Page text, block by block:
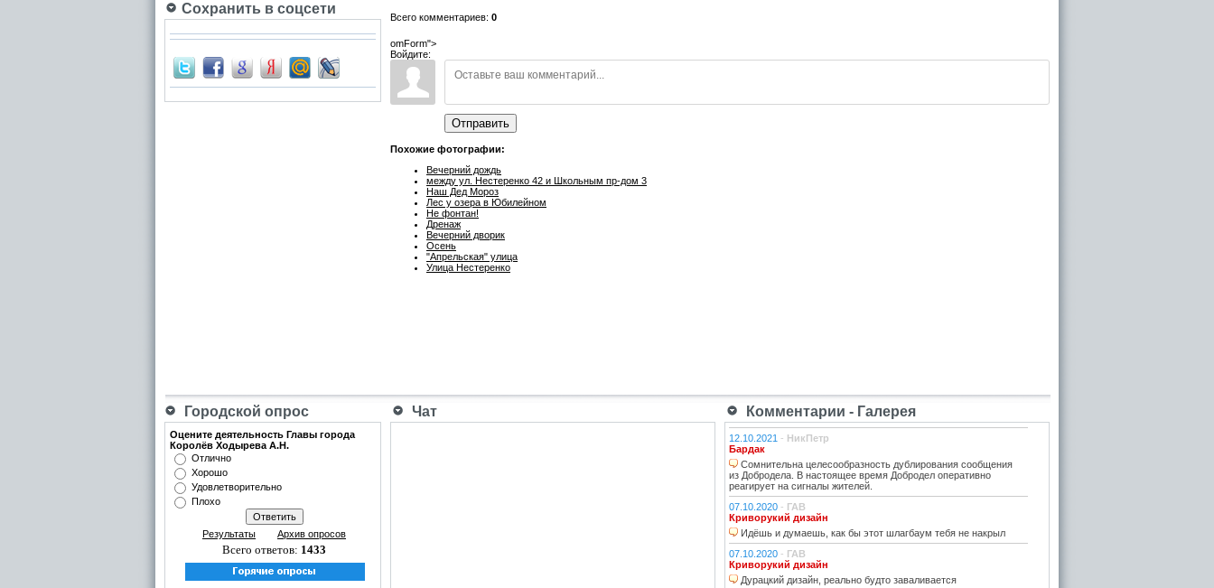
Сохранить в соцсети
Всего комментариев: 0
omForm">
Войдите:
Отправить
Похожие фотографии:
Вечерний дождь
между ул. Нестеренко 42 и Школьным пр-дом 3
Наш Дед Мороз
Лес у озера в Юбилейном
Не фонтан!
Дренаж
Вечерний дворик
Осень
"Апрельская" улица
Улица Нестеренко
Городской опрос Чат Комментарии - Галерея
Оцените деятельность Главы города
Королёв Ходырева А.Н.
Отлично
Хорошо
Удовлетворительно
Плохо
Результаты Архив опросов
Всего ответов: 1433
12.10.2021 - НикПетр
Бардак
Сомнительна целесообразность дублирования сообщения
из Добродела. В настоящее время Добродел оперативно
реагирует на сигналы жителей.
07.10.2020 - ГАВ
Криворукий дизайн
Идёшь и думаешь, как бы этот шлагбаум тебя не накрыл
07.10.2020 - ГАВ
Криворукий дизайн
Дурацкий дизайн, реально будто заваливается